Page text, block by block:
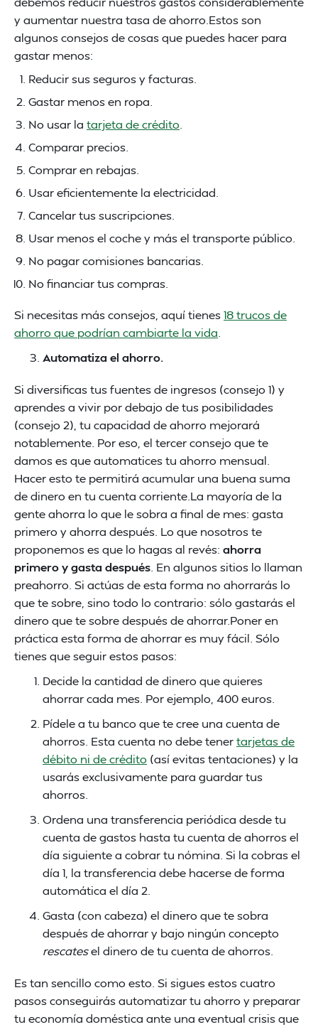
y aumentar nuestra tasa de ahorro.Estos son
algunos consejos de cosas que puedes hacer para
gastar menos:
Reducir sus seguros y facturas.
Gastar menos en ropa.
No usar la tarjeta de crédito
Comparar precios.
Comprar en rebajas.
Usar eficientemente la electricidad.
Cancelar tus suscripciones.
Usar menos el coche y más el transporte público.
No pagar comisiones bancarias.
No financiar tus compras.
Si necesitas más consejos, aquí tienes18 trucos de
ahorro que podrían cambiarte la vida
Automatiza el ahorro.
Si diversificas tus fuentes de ingresos (consejo 1) y
aprendes a vivir por debajo de tus posibilidades
(consejo 2), tu capacidad de ahorro mejorará
notablemente. Por eso, el tercer consejo que te
damos es que automatices tu ahorro mensual.
Hacer esto te permitirá acumular una buena suma
de dinero en tu cuenta corriente.La mayoría de la
gente ahorra lo que le sobra a final de mes: gasta
primero y ahorra después. Lo que nosotros te
proponemos es que lo hagas al revés: ahorra
primero y gasta después . En algunos sitios lo llaman
preahorro. Si actúas de esta forma no ahorrarás lo
que te sobre, sino todo lo contrario: sólo gastarás el
dinero que te sobre después de ahorrar.Poner en
práctica esta forma de ahorrar es muy fácil. Sólo
tienes que seguir estos pasos:
Decide la cantidad de dinero que quieres
ahorrar cada mes. Por ejemplo, 400 euros.
Pídele a tu banco que te cree una cuenta de
ahorros. Esta cuenta no debe tenertarjetas de
débito ni de crédito (así evitas tentaciones) y la
usarás exclusivamente para guardar tus
ahorros.
Ordena una transferencia periódica desde tu
cuenta de gastos hasta tu cuenta de ahorros el
día siguiente a cobrar tu nómina. Si la cobras el
día 1, la transferencia debe hacerse de forma
automática el día 2.
Gasta (con cabeza) el dinero que te sobra
después de ahorrar y bajo ningún concepto
rescatesel dinero de tu cuenta de ahorros.
Es tan sencillo como esto. Si sigues estos cuatro
pasos conseguirás automatizar tu ahorro y preparar
tu economía doméstica ante una eventual crisis que